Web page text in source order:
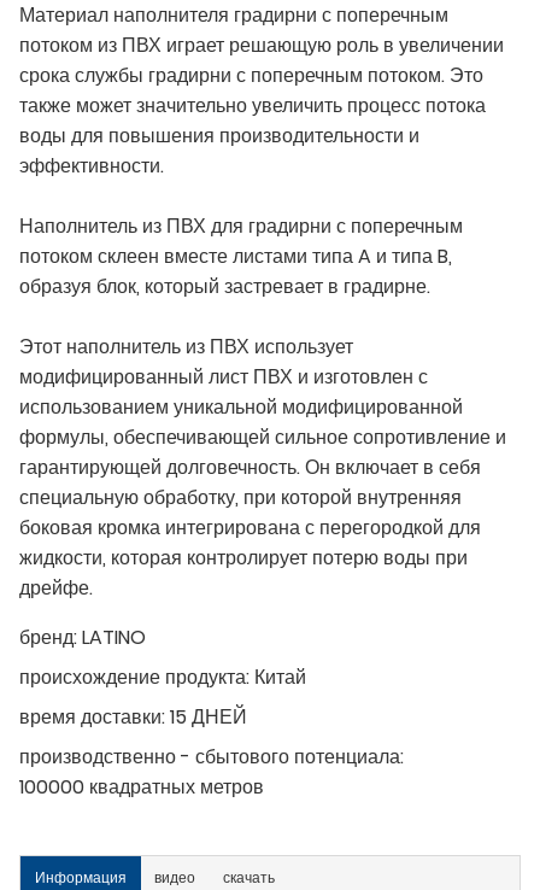
Материал наполнителя градирни с поперечным
потоком из ПВХ играет решающую роль в увеличении
срока службы градирни с поперечным потоком. Это
также может значительно увеличить процесс потока
воды для повышения производительности и
эффективности.
Наполнитель из ПВХ для градирни с поперечным
потоком склеен вместе листами типа A и типа B,
образуя блок, который застревает в градирне.
Этот наполнитель из ПВХ использует
модифицированный лист ПВХ и изготовлен с
использованием уникальной модифицированной
формулы, обеспечивающей сильное сопротивление и
гарантирующей долговечность. Он включает в себя
специальную обработку, при которой внутренняя
боковая кромка интегрирована с перегородкой для
жидкости, которая контролирует потерю воды при
дрейфе.
бренд:LATINO
происхождение продукта: Китай
время доставки:15 ДНЕЙ
производственно - сбытового потенциала:
100000 квадратных метров
Информация видео скачать